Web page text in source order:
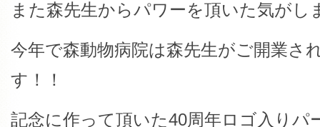
また森先生からパワーを頂いた気がし
今年で森動物病院は森先生がご開業さ
す！！
記念に作って頂いた40周年ロゴ入りパ